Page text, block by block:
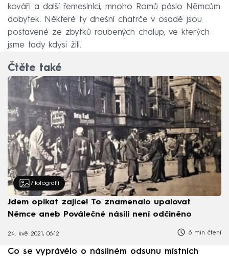
kováři a další řemeslníci, mnoho Romů páslo Němcům
dobytek. Některé ty dnešní chatrče v osadě jsou
postavené ze zbytků roubených chalup, ve kterých
jsme tady kdysi žili.
Čtěte také
7 fotografií
Jdem opíkat zajíce! To znamenalo upalovat
Němce aneb Poválečné násilí není odčiněno
24. kvě 2021, 06:12 6 min čtení
Co se vyprávělo o násilném odsunu místních